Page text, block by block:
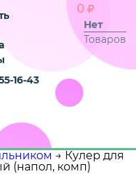
16-43
→ Кулер для
(напол, комп)
0
Нет
Товаров